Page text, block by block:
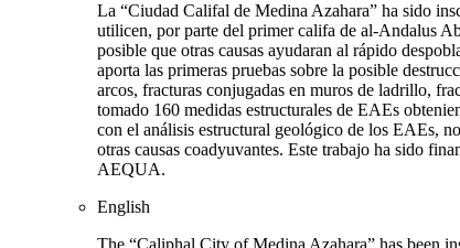
La “Ciudad Califal de Medina Azahara” ha sido
utilicen, por parte del primer califa de al-Andalus
posible que otras causas ayudaran al rápido
aporta las primeras pruebas sobre la posible
arcos, fracturas conjugadas en muros de ladrillo,
tomado 160 medidas estructurales de EAEs
con el análisis estructural geológico de los EAEs,
otras causas coadyuvantes. Este trabajo ha sido
AEQUA.
English